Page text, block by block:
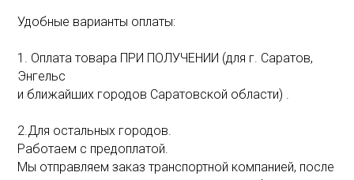
Удобные варианты оплаты:
1. Оплата товара ПРИ ПОЛУЧЕНИИ (для г. Саратов,
Энгельс
и ближайших городов Саратовской области) .
2.Для остальных городов.
Работаем с предоплатой.
Мы отправляем заказ транспортной компанией, после